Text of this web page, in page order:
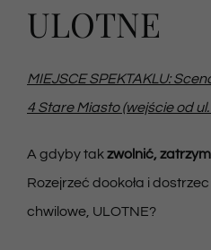
ULOTNE
MIEJSCE SPEKTAKLU:
4 Stare Miasto (wejście od
A gdyby takzwolnić,
Rozejrzeć dookoła i
chwilowe, ULOTNE?